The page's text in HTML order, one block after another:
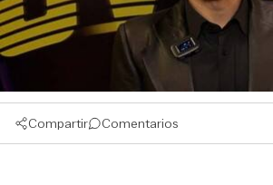
Compartir Comentarios